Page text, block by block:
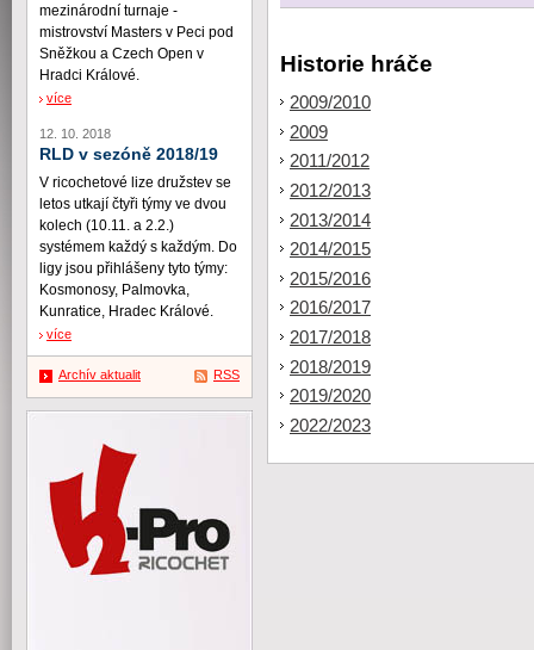
Historie hráče
2009/2010
2009
2011/2012
2012/2013
2013/2014
2014/2015
2015/2016
2016/2017
2017/2018
2018/2019
2019/2020
2022/2023
mezinárodní turnaje -
mistrovství Masters v Peci pod
Sněžkou a Czech Open v
Hradci Králové.
více
12. 10. 2018
RLD v sezóně 2018/19
V ricochetové lize družstev se
letos utkají čtyři týmy ve dvou
kolech (10.11. a 2.2.)
systémem každý s každým. Do
ligy jsou přihlášeny tyto týmy:
Kosmonosy, Palmovka,
Kunratice, Hradec Králové.
více
Archív aktualit RSS